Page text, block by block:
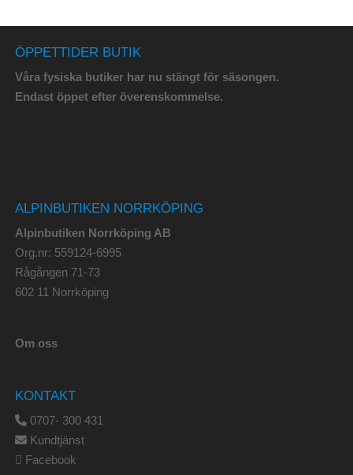
ÖPPETTIDER BUTIK
Våra fysiska butiker har nu stängt för säsongen.
Endast öppet efter överenskommelse.
ALPINBUTIKEN NORRKÖPING
Alpinbutiken Norrköping AB
Org.nr: 559124-6995
Rågången 71-73
602 11 Norrköping
Om oss
KONTAKT
0707- 300 431
Kundtjänst
Facebook